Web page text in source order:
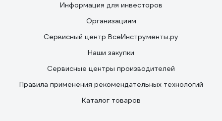
Информация для инвесторов
Организациям
Сервисный центр ВсеИнструменты.ру
Наши закупки
Сервисные центры производителей
Правила применения рекомендательных технологий
Каталог товаров